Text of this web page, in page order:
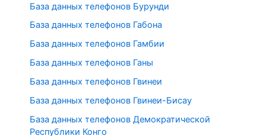
База данных телефонов Бурунди
База данных телефонов Габона
База данных телефонов Гамбии
База данных телефонов Ганы
База данных телефонов Гвинеи
База данных телефонов Гвинеи-Бисау
База данных телефонов Демократической
Республики Конго